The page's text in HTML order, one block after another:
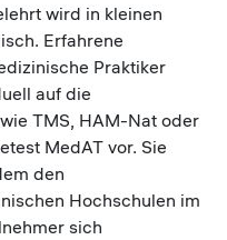
wird in kleinen
Erfahrene
Praktiker
auf die
TMS, HAM-Nat oder
MedAT vor. Sie
den
Hochschulen im
sich